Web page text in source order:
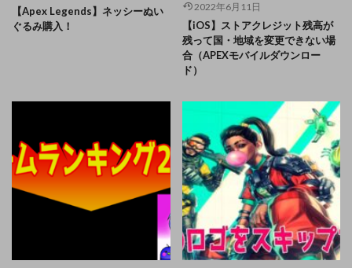
【Apex Legends】ネッシーぬい
ぐるみ購入！
2022年6月11日
【iOS】ストアクレジット残高が
残って国・地域を変更できない場
合（APEXモバイルダウンロー
ド）